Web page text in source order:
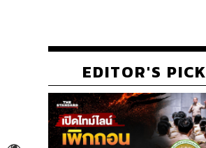
EDITOR'S PICK